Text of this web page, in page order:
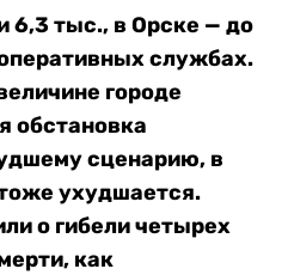
6,3 тыс., в Орске — до
службах.
городе
обстановка
сценарию, в
ухудшается.
о гибели четырех
как